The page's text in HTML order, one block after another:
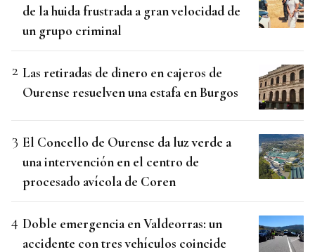
de la huida frustrada a gran velocidad de
un grupo criminal
Las retiradas de dinero en cajeros de
Ourense resuelven una estafa en Burgos
El Concello de Ourense da luz verde a
una intervención en el centro de
procesado avícola de Coren
Doble emergencia en Valdeorras: un
accidente con tres vehículos coincide